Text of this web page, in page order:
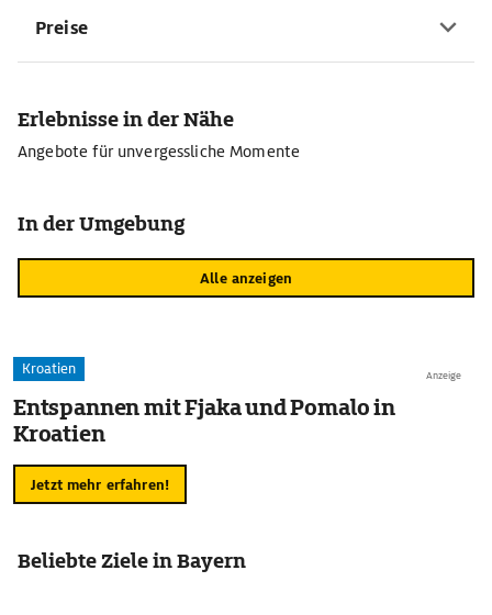
Preise
Erlebnisse in der Nähe
Angebote für unvergessliche Momente
In der Umgebung
Alle anzeigen
Anzeige
Kroatien
Entspannen mit Fjaka und Pomalo in
Kroatien
Jetzt mehr erfahren!
Beliebte Ziele in Bayern